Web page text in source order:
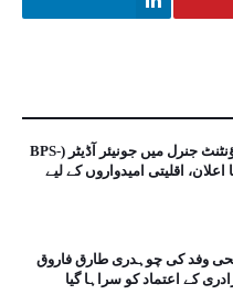
آفس آف دی ملٹری اکاؤنٹنٹ جنرل میں جونیئر آڈیٹر (BPS-
کا اعلان، اقلیتی امیدواروں کے لیے
وفد کی چوہدری طارق فاروق
کے اعتماد کو سراہا گیا